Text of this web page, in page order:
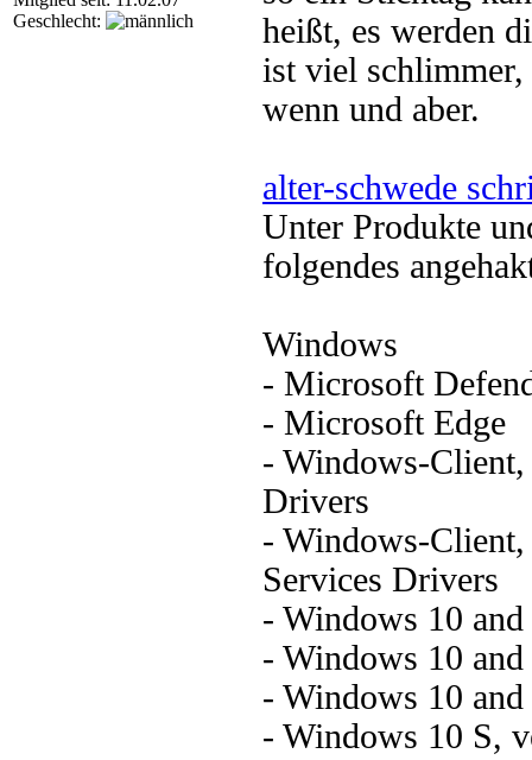
Geschlecht:
heißt, es werden
ist viel schlimmer,
wenn und aber.
alter-schwede
Unter Produkte
folgendes
Windows
- Microsoft
- Microsoft Edge
- Windows-
Drivers
- Windows-
Services Drivers
- Windows 10
- Windows 10
- Windows 10
- Windows 10 S,